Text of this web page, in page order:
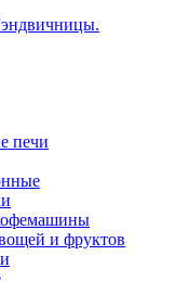
печи
и фруктов